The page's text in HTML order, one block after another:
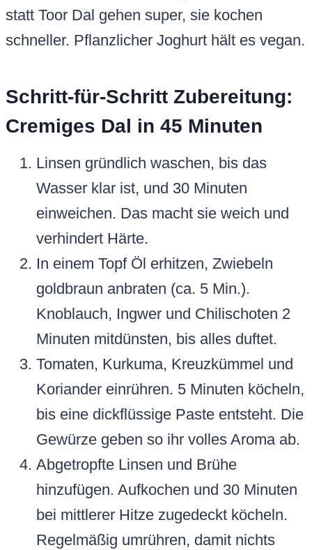
statt Toor Dal gehen super, sie kochen
schneller. Pflanzlicher Joghurt hält es vegan.
Schritt-für-Schritt Zubereitung:
Cremiges Dal in 45 Minuten
Linsen gründlich waschen, bis das
Wasser klar ist, und 30 Minuten
einweichen. Das macht sie weich und
verhindert Härte.
In einem Topf Öl erhitzen, Zwiebeln
goldbraun anbraten (ca. 5 Min.).
Knoblauch, Ingwer und Chilischoten 2
Minuten mitdünsten, bis alles duftet.
Tomaten, Kurkuma, Kreuzkümmel und
Koriander einrühren. 5 Minuten köcheln,
bis eine dickflüssige Paste entsteht. Die
Gewürze geben so ihr volles Aroma ab.
Abgetropfte Linsen und Brühe
hinzufügen. Aufkochen und 30 Minuten
bei mittlerer Hitze zugedeckt köcheln.
Regelmäßig umrühren, damit nichts